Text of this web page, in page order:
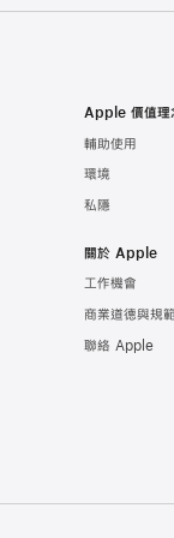
Apple 價值理
輔助使用
環境
私隱
關於 Apple
工作機會
商業道德與規
聯絡 Apple